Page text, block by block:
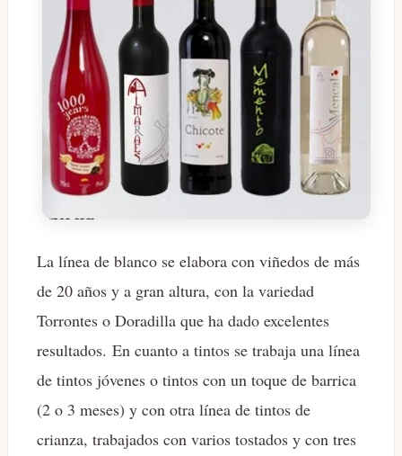
La línea de blanco se elabora con viñedos de más
de 20 años y a gran altura, con la variedad
Torrontes o Doradilla que ha dado excelentes
resultados. En cuanto a tintos se trabaja una línea
de tintos jóvenes o tintos con un toque de barrica
(2 o 3 meses) y con otra línea de tintos de
crianza, trabajados con varios tostados y con tres